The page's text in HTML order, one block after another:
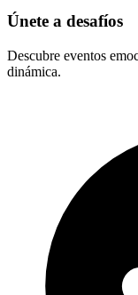
Únete a desafíos
Descubre eventos
dinámica.